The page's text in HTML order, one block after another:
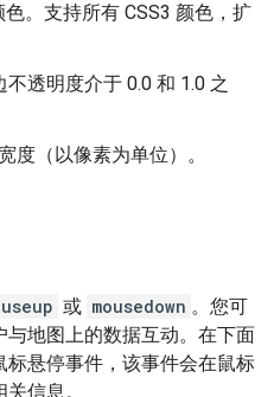
色。支持所有 CSS3 颜色，扩
不透明度介于 0.0 和 1.0 之
度（以像素为单位）。
或 mousedown 。您可
地图上的数据互动。在下面
悬停事件，该事件会在鼠标
信息。